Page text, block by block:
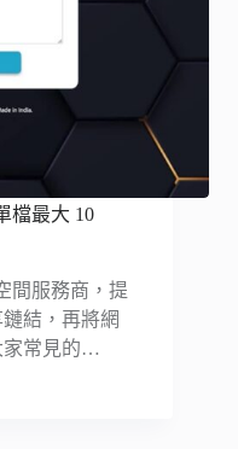
檔最大 10
間服務商，提
結，再將網
家常見的…